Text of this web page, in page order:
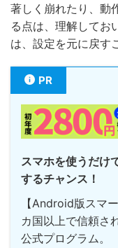
著しく崩れたり、動
る点は、理解してお
は、設定を元に戻す
PR
スマホを使うだけ
するチャンス！
【Android版スマ
カ国以上で信頼さ
公式プログラム。